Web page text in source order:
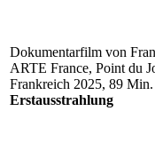
Dokumentarfilm von
ARTE France, Point du
Frankreich 2025, 89 Min.
Erstausstrahlung